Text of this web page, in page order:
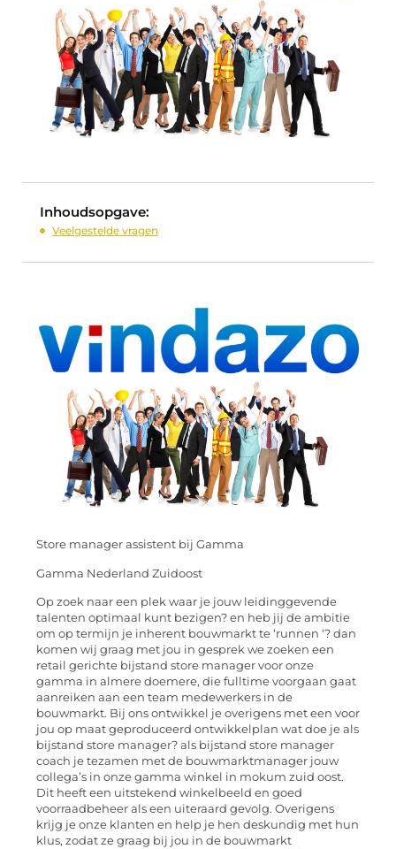
Inhoudsopgave:
Veelgestelde vragen
Store manager assistent bij Gamma
Gamma Nederland Zuidoost
Op zoek naar een plek waar je jouw leidinggevende
talenten optimaal kunt bezigen? en heb jij de ambitie
om op termijn je inherent bouwmarkt te ‘runnen ‘? dan
komen wij graag met jou in gesprek we zoeken een
retail gerichte bijstand store manager voor onze
gamma in almere doemere, die fulltime voorgaan gaat
aanreiken aan een team medewerkers in de
bouwmarkt. Bij ons ontwikkel je overigens met een voor
jou op maat geproduceerd ontwikkelplan wat doe je als
bijstand store manager? als bijstand store manager
coach je tezamen met de bouwmarktmanager jouw
collega’s in onze gamma winkel in mokum zuid oost.
Dit heeft een uitstekend winkelbeeld en goed
voorraadbeheer als een uiteraard gevolg. Overigens
krijg je onze klanten en help je hen deskundig met hun
klus, zodat ze graag bij jou in de bouwmarkt